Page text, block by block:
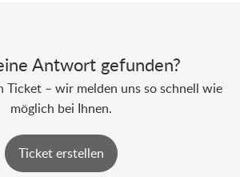
Antwort gefunden?
Ticket – wir melden uns so schnell wie
möglich bei Ihnen.
Ticket erstellen